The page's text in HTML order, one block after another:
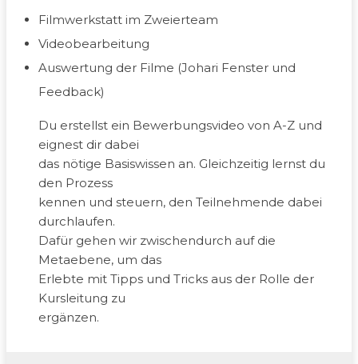
Filmwerkstatt im Zweierteam
Videobearbeitung
Auswertung der Filme (Johari Fenster und
Feedback)
Du erstellst ein Bewerbungsvideo von A-Z und
eignest dir dabei
das nötige Basiswissen an. Gleichzeitig lernst du
den Prozess
kennen und steuern, den Teilnehmende dabei
durchlaufen.
Dafür gehen wir zwischendurch auf die
Metaebene, um das
Erlebte mit Tipps und Tricks aus der Rolle der
Kursleitung zu
ergänzen.